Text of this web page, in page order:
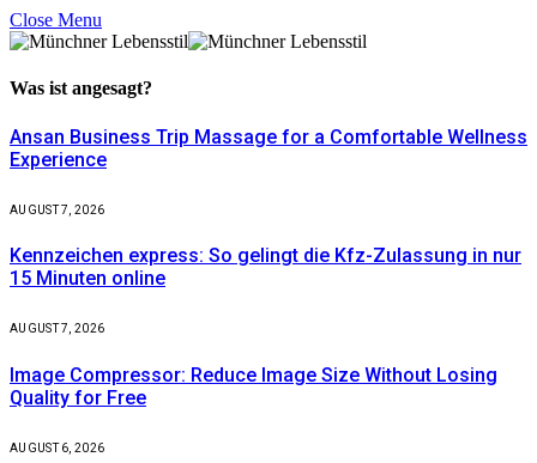
Close Menu
Was ist angesagt?
Ansan Business Trip Massage for a Comfortable Wellness
Experience
AUGUST 7, 2026
Kennzeichen express: So gelingt die Kfz-Zulassung in nur
15 Minuten online
AUGUST 7, 2026
Image Compressor: Reduce Image Size Without Losing
Quality for Free
AUGUST 6, 2026